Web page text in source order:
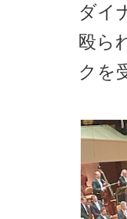
ダイ
殴ら
クを